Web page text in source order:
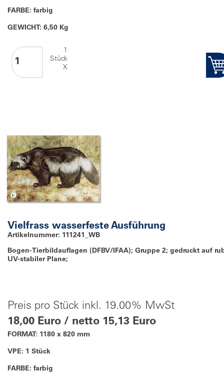
FARBE: farbig
GEWICHT: 6,50 Kg
1
Stück
X
Vielfrass wasserfeste Ausführung
Artikelnummer: 111241_WB
Bogen-Tierbildauflagen (DFBV/IFAA); Gruppe 2; gedruckt auf
UV-stabiler Plane;
Preis pro Stück inkl. 19.00% MwSt
18,00 Euro / netto 15,13 Euro
FORMAT: 1180 x 820 mm
VPE: 1 Stück
FARBE: farbig